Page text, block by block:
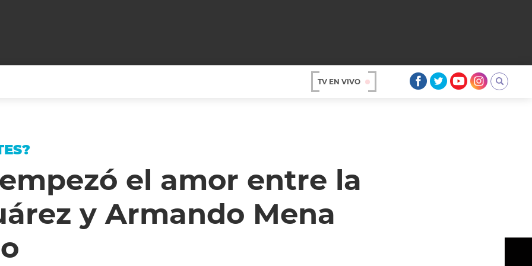
ARGENTINA
UN CAMBIO
ENTROMETIDOS EN LA TELE
MODO FONTEVECCHIA
FIESTAS ARGENTINAS
BELLEZA FASHION
FULL FACE TV
TV EN VIVO
el amor entre la
y Armando Mena